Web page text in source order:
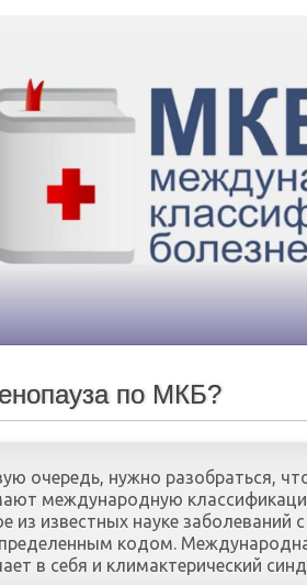
по МКБ?
очередь, нужно разобраться,
международную
из известных науке заболеваний
кодом.
в себя и климактерический